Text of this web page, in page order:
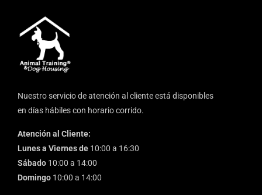
Nuestro servicio de atención al cliente está disponibles
en días hábiles con horario corrido.
Atención al Cliente:
Lunes a Viernes de 10:00 a 16:30
Sábado 10:00 a 14:00
Domingo 10:00 a 14:00